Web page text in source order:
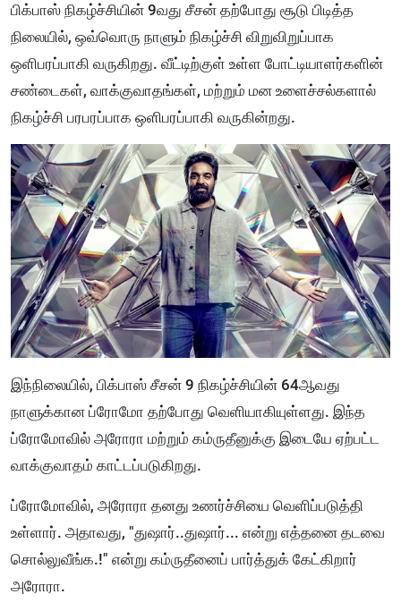
பிக்பாஸ் நிகழ்ச்சியின் 9வது சீசன் தற்போது சூடு பிடித்த
நிலையில், ஒவ்வொரு நாளும் நிகழ்ச்சி விறுவிறுப்பாக
ஒளிபரப்பாகி வருகிறது. வீட்டிற்குள் உள்ள போட்டியாளர்களின்
சண்டைகள், வாக்குவாதங்கள், மற்றும் மன உளைச்சல்களால்
நிகழ்ச்சி பரபரப்பாக ஒளிபரப்பாகி வருகின்றது.
இந்நிலையில், பிக்பாஸ் சீசன் 9 நிகழ்ச்சியின் 64ஆவது
நாளுக்கான ப்ரோமோ தற்போது வெளியாகியுள்ளது. இந்த
ப்ரோமோவில் அரோரா மற்றும் கம்ருதீனுக்கு இடையே ஏற்பட்ட
வாக்குவாதம் காட்டப்படுகிறது.
ப்ரோமோவில், அரோரா தனது உணர்ச்சியை வெளிப்படுத்தி
உள்ளார். அதாவது, "துஷார்..துஷார்... என்று எத்தனை தடவை
சொல்லுவீங்க.!" என்று கம்ருதீனைப் பார்த்துக் கேட்கிறார்
அரோரா.